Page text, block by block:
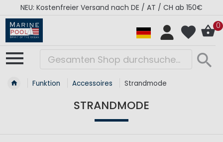
NEU: Kostenfreier Versand nach DE / AT / CH ab 150€
0
Funktion Accessoires Strandmode
STRANDMODE